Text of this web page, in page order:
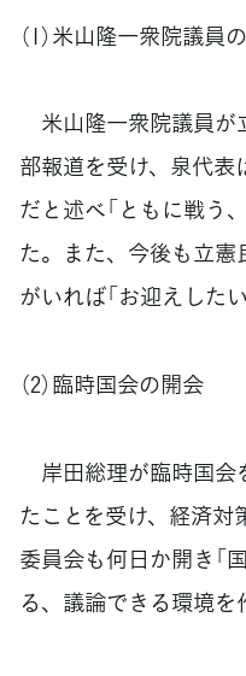
（1）米山隆一衆院議員
米山隆一衆院議員が
部報道を受け、泉代
だと述べ「ともに戦う
た。また、今後も立
がいれば「お迎えした
（2）臨時国会の開会
岸田総理が臨時国会
たことを受け、経済
委員会も何日か開き「
る、議論できる環境を